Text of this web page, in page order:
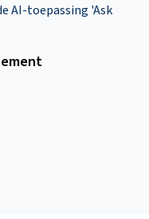
AI-toepassing 'Ask